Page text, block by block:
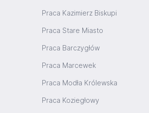
Praca Kazimierz Biskupi
Praca Stare Miasto
Praca Barczygłów
Praca Marcewek
Praca Modła Królewska
Praca Koziegłowy